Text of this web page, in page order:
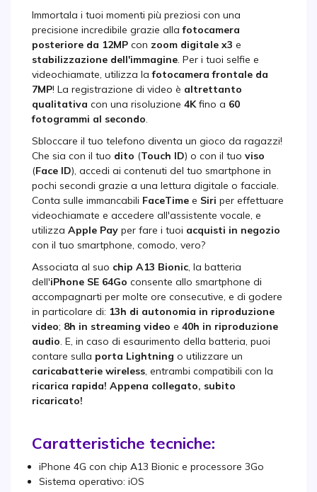
Immortala i tuoi momenti più preziosi con una
precisione incredibile grazie allafotocamera
posteriore da 12MP con zoom digitale x3 e
stabilizzazione dell'immagine. Per i tuoi selfie e
videochiamate, utilizza lafotocamera frontale da
7MP! La registrazione di video è altrettanto
qualitativa con una risoluzione 4Kfino a 60
fotogrammi al secondo.
Sbloccare il tuo telefono diventa un gioco da ragazzi!
Che sia con il tuo dito (Touch ID) o con il tuo viso
(Face ID), accedi ai contenuti del tuo smartphone in
pochi secondi grazie a una lettura digitale o facciale.
Conta sulle immancabili FaceTime e Siri per effettuare
videochiamate e accedere all'assistente vocale, e
utilizza Apple Pay per fare i tuoi acquisti in negozio
con il tuo smartphone, comodo, vero?
Associata al suo chip A13 Bionic, la batteria
dell'iPhone SE 64Go consente allo smartphone di
accompagnarti per molte ore consecutive, e di godere
in particolare di: 13h di autonomia in riproduzione
video; 8h in streaming video e 40h in riproduzione
audio. E, in caso di esaurimento della batteria, puoi
contare sulla porta Lightning o utilizzare un
caricabatterie wireless, entrambi compatibili con la
ricarica rapida! Appena collegato, subito
ricaricato!
Caratteristiche tecniche:
iPhone 4G con chip A13 Bionic e processore 3Go
Sistema operativo: iOS